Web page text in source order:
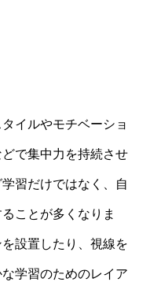
イルやモチベーショ
で集中力を持続させ
習だけではなく、自
ことが多くなりま
設置したり、視線を
学習のためのレイア